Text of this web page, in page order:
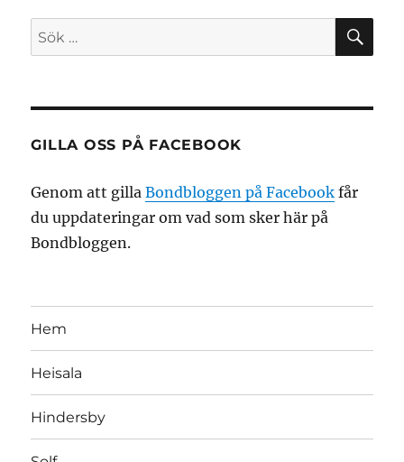
Sök
efter:
GILLA OSS PÅ FACEBOOK
Genom att gillaBondbloggen på Facebook får
du uppdateringar om vad som sker här på
Bondbloggen.
Hem
Heisala
Hindersby